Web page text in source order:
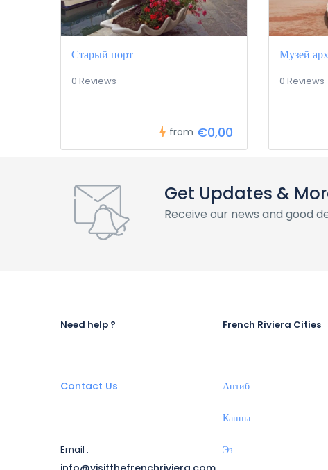
Старый порт
0 Reviews
from €0,00
Музей
0 Reviews
Get Updates &
Receive our news and good
Need help ?
Contact Us
Email :
French Riviera Cities
Антиб
Канны
Эз